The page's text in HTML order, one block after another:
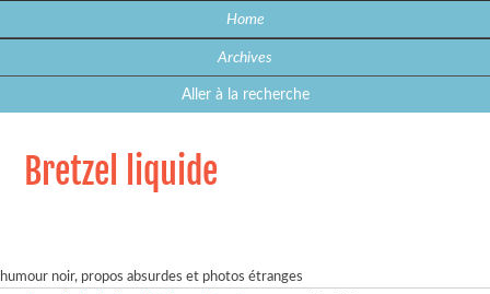
Home
Archives
Aller à la recherche
Bretzel liquide
humour noir, propos absurdes et photos étranges